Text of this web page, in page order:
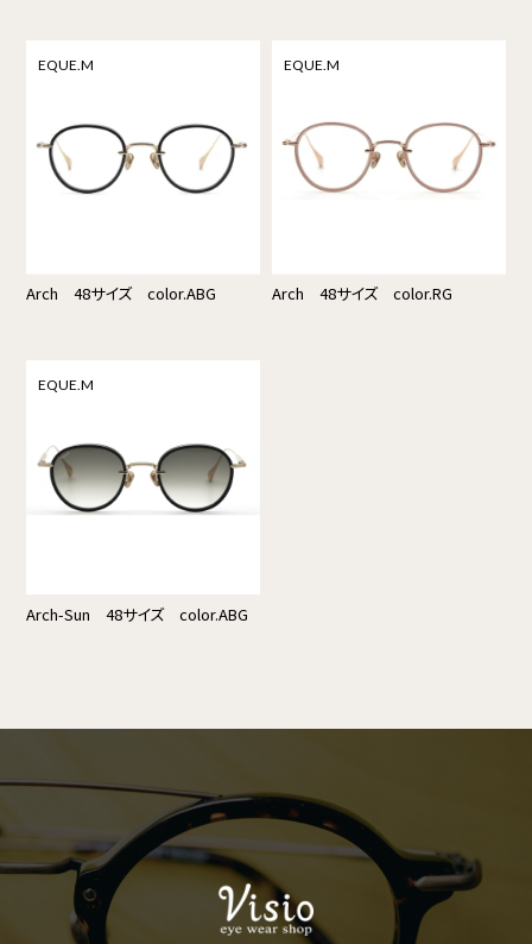
EQUE.M
Arch 48サイズ color.ABG
EQUE.M
Arch 48サイズ color.RG
EQUE.M
Arch-Sun 48サイズ color.ABG